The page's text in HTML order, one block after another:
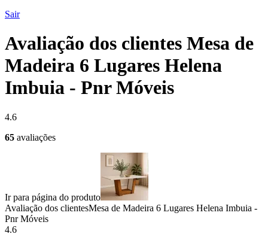
Sair
Avaliação dos clientes Mesa de
Madeira 6 Lugares Helena
Imbuia - Pnr Móveis
4.6
65 avaliações
Ir para página do produto
Avaliação dos clientesMesa de Madeira 6 Lugares Helena Imbuia -
Pnr Móveis
4.6